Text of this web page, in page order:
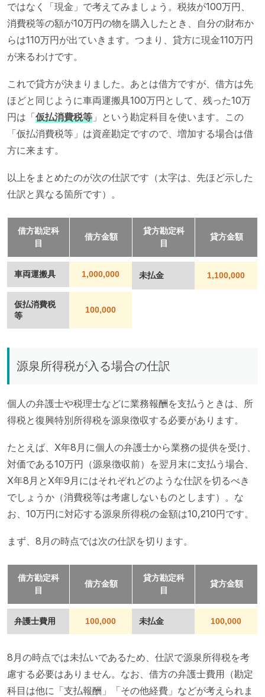
ではなく「現金」で考えてみましょう。税抜が100万円、
消費税等の額が10万円の物を購入したとき、自分の財布か
らは110万円が出ていきます。つまり、貸方に現金110万円
が来るわけです。
これで貸方が決まりました。あとは借方ですが、借方は先
ほどと同じように車両運搬具100万円として、残った10万
円は「仮払消費税等 」という勘定科目を使います。この
「仮払消費税等」は資産勘定ですので、増加する場合は借
方に来ます。
以上をまとめたのが次の仕訳です（太字は、先ほど示した
仕訳と異なる箇所です）。
借方勘定科
目
借方金額
貸方勘定科
目
貸方金額
車両運搬具 1,000,000 未払金 1,100,000
仮払消費税
等
100,000
源泉所得税が入る場合の仕訳
個人の弁護士や税理士などに業務報酬を支払うときは、所
得税と復興特別所得税を源泉徴収する必要があります。
たとえば、X年8月に個人の弁護士から業務の提供を受け、
対価である10万円（源泉徴収前）を翌月末に支払う場合、
X年8月とX年9月にはそれぞれどのような仕訳を切るべき
でしょうか（消費税等は考慮しないものとします）。な
お、10万円に対応する源泉所得税の金額は10,210円です。
まず、8月の時点では次の仕訳を切ります。
借方勘定科
目
借方金額
貸方勘定科
目
貸方金額
弁護士費用 100,000 未払金 100,000
8月の時点では未払いであるため、仕訳で源泉所得税を考
慮する必要はありません。なお、借方の弁護士費用（勘定
科目は他に「支払報酬」「その他経費」などが考えられま